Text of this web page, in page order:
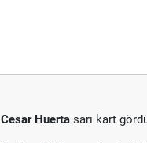
Cesar Huerta sarı kart